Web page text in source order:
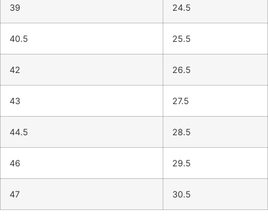
39 24.5
40.5 25.5
42 26.5
43 27.5
44.5 28.5
46 29.5
47 30.5